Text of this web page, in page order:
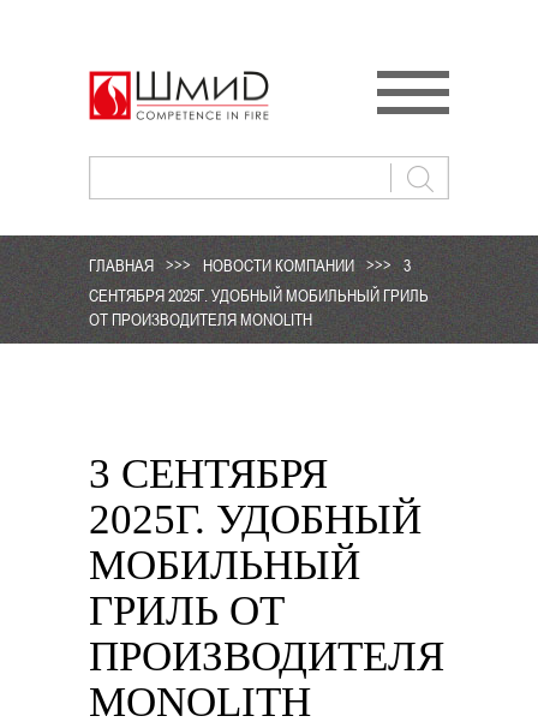
ГЛАВНАЯ >>> НОВОСТИ КОМПАНИИ >>>
3
СЕНТЯБРЯ 2025Г. УДОБНЫЙ МОБИЛЬНЫЙ ГРИЛЬ
ОТ ПРОИЗВОДИТЕЛЯ MONOLITH
3 СЕНТЯБРЯ
2025Г. УДОБНЫЙ
МОБИЛЬНЫЙ
ГРИЛЬ ОТ
ПРОИЗВОДИТЕЛЯ
MONOLITH